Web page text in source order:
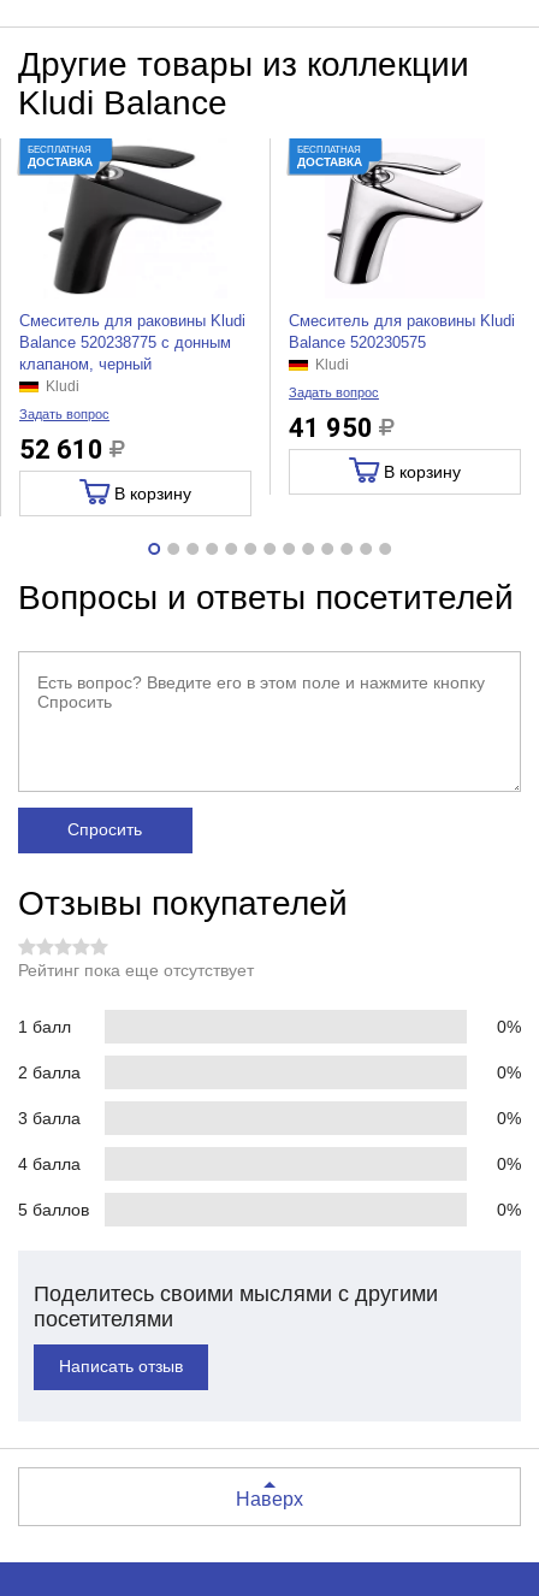
Другие товары из коллекции
Kludi Balance
БЕСПЛАТНАЯ
ДОСТАВКА
Смеситель для раковины Kludi
Balance 520238775 с донным
клапаном, черный
Kludi
Задать вопрос
52 610
В корзину
БЕСПЛАТНАЯ
ДОСТАВКА
Смеситель для раковины Kludi
Balance 520230575
Kludi
Задать вопрос
41 950
В корзину
Вопросы и ответы посетителей
Спросить
Отзывы покупателей
Рейтинг пока еще отсутствует
1 балл 0%
2 балла 0%
3 балла 0%
4 балла 0%
5 баллов 0%
Поделитесь своими мыслями с другими
посетителями
Написать отзыв
Наверх